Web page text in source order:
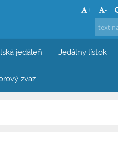
+ -
jedáleň Jedálny lístok
zväz